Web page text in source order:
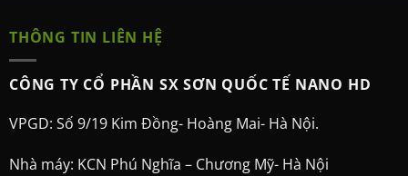
THÔNG TIN LIÊN HỆ
CÔNG TY CỔ PHẦN SX SƠN QUỐC TẾ NANO HD
VPGD: Số 9/19 Kim Đồng- Hoàng Mai- Hà Nội.
Nhà máy: KCN Phú Nghĩa – Chương Mỹ- Hà Nội